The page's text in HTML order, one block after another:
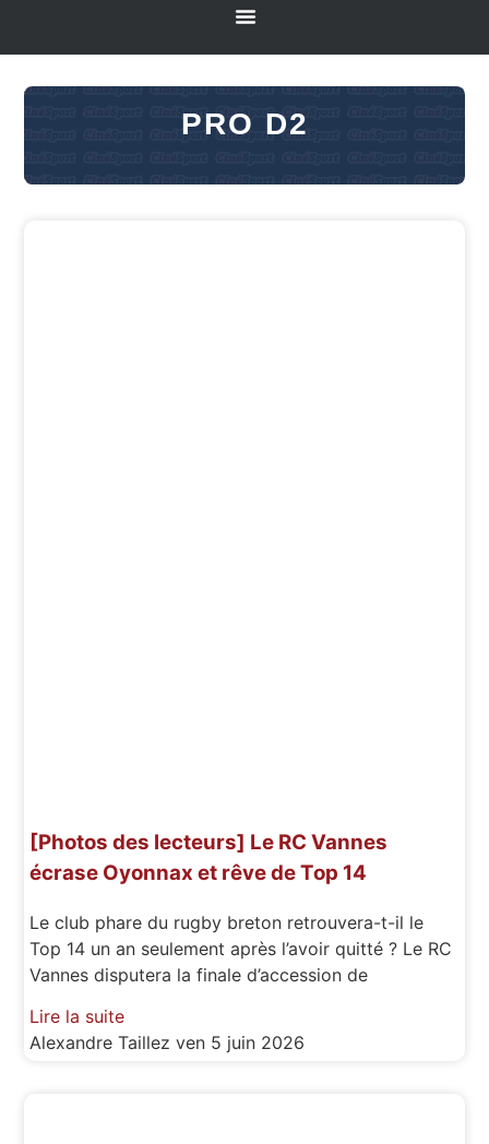
PRO D2
[Photos des lecteurs] Le RC Vannes
écrase Oyonnax et rêve de Top 14
Le club phare du rugby breton retrouvera-t-il le
Top 14 un an seulement après l’avoir quitté ? Le RC
Vannes disputera la finale d’accession de
Lire la suite
Alexandre Taillezven 5 juin 2026